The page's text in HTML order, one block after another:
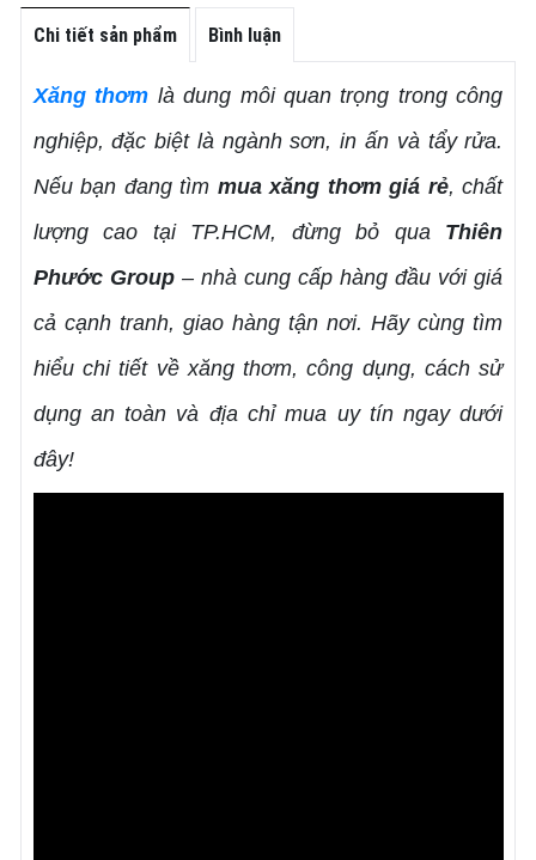
Chi tiết sản phẩm Bình luận
Xăng thơm là dung môi quan trọng trong công
nghiệp, đặc biệt là ngành sơn, in ấn và tẩy rửa.
Nếu bạn đang tìm mua xăng thơm giá rẻ, chất
lượng cao tại TP.HCM, đừng bỏ qua Thiên
Phước Group– nhà cung cấp hàng đầu với giá
cả cạnh tranh, giao hàng tận nơi. Hãy cùng tìm
hiểu chi tiết về xăng thơm, công dụng, cách sử
dụng an toàn và địa chỉ mua uy tín ngay dưới
đây!